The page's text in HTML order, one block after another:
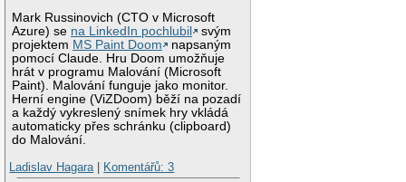
Mark Russinovich (CTO v Microsoft
Azure) se na LinkedIn pochlubil
svým
projektem MS Paint Doom
napsaným
pomocí Claude. Hru Doom umožňuje
hrát v programu Malování (Microsoft
Paint). Malování funguje jako monitor.
Herní engine (ViZDoom) běží na pozadí
a každý vykreslený snímek hry vkládá
automaticky přes schránku (clipboard)
do Malování.
Ladislav Hagara
Komentářů: 3